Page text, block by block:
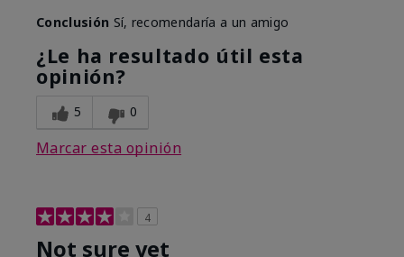
Conclusión Sí, recomendaría a un amigo
¿Le ha resultado útil esta
opinión?
5 0
Marcar esta opinión
4
Not sure yet